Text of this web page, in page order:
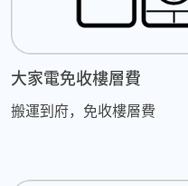
大家電免收樓層費
搬運到府，免收樓層費